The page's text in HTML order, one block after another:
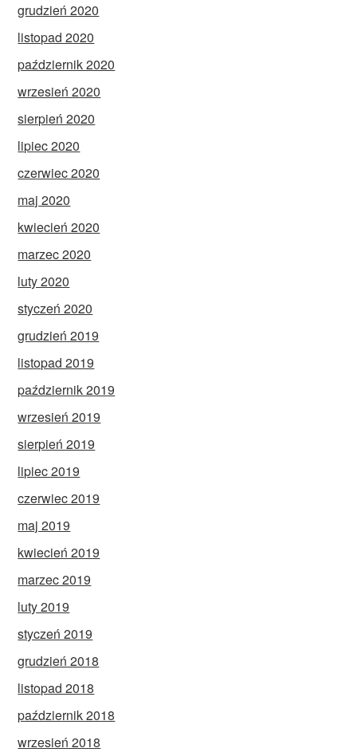
grudzień 2020
listopad 2020
październik 2020
wrzesień 2020
sierpień 2020
lipiec 2020
czerwiec 2020
maj 2020
kwiecień 2020
marzec 2020
luty 2020
styczeń 2020
grudzień 2019
listopad 2019
październik 2019
wrzesień 2019
sierpień 2019
lipiec 2019
czerwiec 2019
maj 2019
kwiecień 2019
marzec 2019
luty 2019
styczeń 2019
grudzień 2018
listopad 2018
październik 2018
wrzesień 2018